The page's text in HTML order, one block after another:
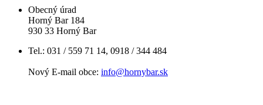
Obecný úrad
Horný Bar 184
930 33 Horný Bar
Tel.: 031 / 559 71 14, 0918 / 344 484
Nový E-mail obce: info@hornybar.sk